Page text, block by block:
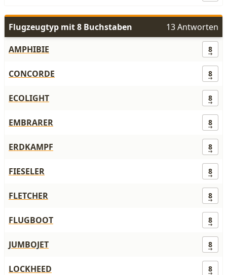
Flugzeugtyp mit 8 Buchstaben
13 Antworten
AMPHIBIE
8
CONCORDE 8
ECOLIGHT 8
EMBRARER 8
ERDKAMPF 8
FIESELER 8
FLETCHER 8
FLUGBOOT 8
JUMBOJET 8
LOCKHEED 8